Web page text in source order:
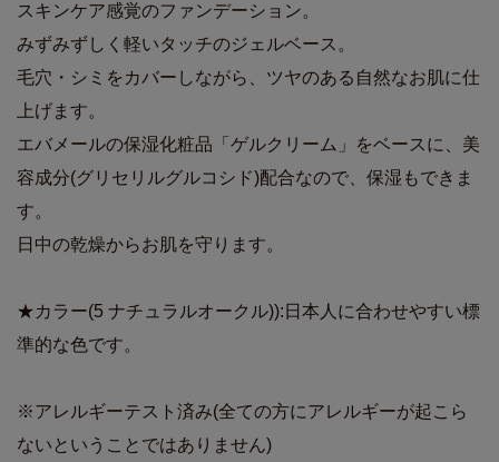
スキンケア感覚のファンデーション。
みずみずしく軽いタッチのジェルベース。
毛穴・シミをカバーしながら、ツヤのある自然なお肌に仕
上げます。
エバメールの保湿化粧品「ゲルクリーム」をベースに、美
容成分(グリセリルグルコシド)配合なので、保湿もできま
す。
日中の乾燥からお肌を守ります。
★カラー(5 ナチュラルオークル)):日本人に合わせやすい標
準的な色です。
※アレルギーテスト済み(全ての方にアレルギーが起こら
ないということではありません)